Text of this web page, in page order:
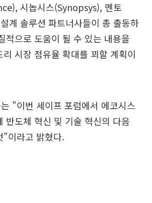
시놉시스(Synopsys), 멘토
계 솔루션 파트너사들이 총 출동하
적으로 도움이 될 수 있는 내용을
시장 점유율 확대를 꾀할 계획이
"이번 세이프 포럼에서 에코시스
반도체 혁신 및 기술 혁신의 다음
"이라고 밝혔다.